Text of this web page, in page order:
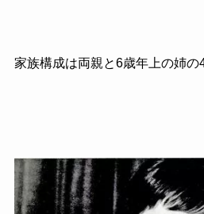
家族構成は両親と6歳年上の姉の